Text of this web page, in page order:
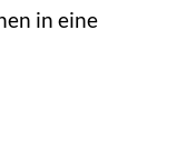
in eine